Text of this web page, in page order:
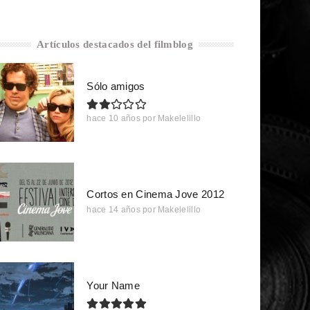
Artículos destacados del filmblog
Sólo amigos
hace 10 años por Makelelillo
Cortos en Cinema Jove 2012
hace 14 años por Makelelillo
Your Name